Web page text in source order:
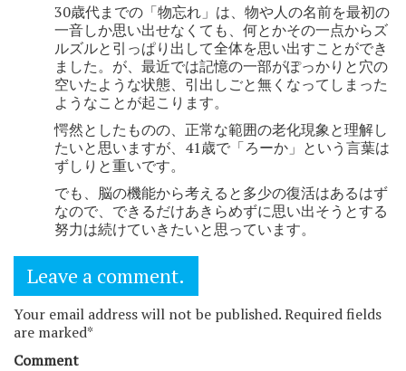
30歳代までの「物忘れ」は、物や人の名前を最初の
一音しか思い出せなくても、何とかその一点からズ
ルズルと引っぱり出して全体を思い出すことができ
ました。が、最近では記憶の一部がぽっかりと穴の
空いたような状態、引出しごと無くなってしまった
ようなことが起こります。
愕然としたものの、正常な範囲の老化現象と理解し
たいと思いますが、41歳で「ろーか」という言葉は
ずしりと重いです。
でも、脳の機能から考えると多少の復活はあるはず
なので、できるだけあきらめずに思い出そうとする
努力は続けていきたいと思っています。
Leave a comment.
Your email address will not be published. Required fields
are marked*
Comment